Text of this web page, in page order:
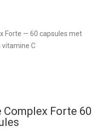
Forte 60